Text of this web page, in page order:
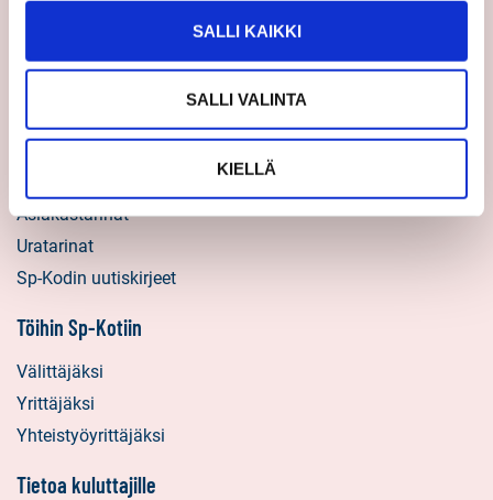
SALLI KAIKKI
SALLI VALINTA
KIELLÄ
Suosittele
Asiakastarinat
Uratarinat
Sp-Kodin uutiskirjeet
Töihin Sp-Kotiin
Välittäjäksi
Yrittäjäksi
Yhteistyöyrittäjäksi
Tietoa kuluttajille